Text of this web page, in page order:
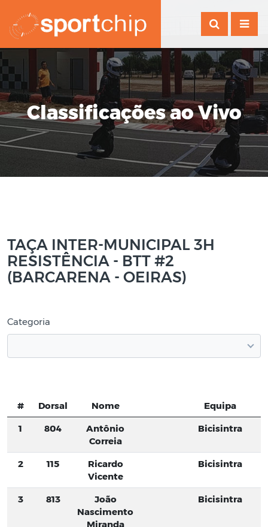
Classificações ao Vivo
TAÇA INTER-MUNICIPAL 3H
RESISTÊNCIA - BTT #2
(BARCARENA - OEIRAS)
Categoria
# Dorsal Nome
Equipa
1
804
Antônio
Correia
Bicisintra
2 115
Ricardo
Vicente
Bicisintra
3 813
João
Nascimento
Miranda
Bicisintra